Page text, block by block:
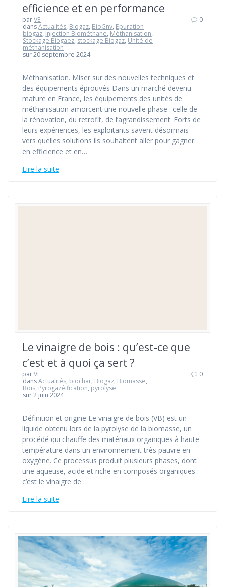
efficience et en performance
parVE
dansActualités, Biogaz, BioGnv, Epuration
biogaz, Injection Biométhane, Méthanisation,
Stockage Biogaez, stockage Biogaz, Unité de
méthanisation
sur 20 septembre 2024
0
Méthanisation. Miser sur des nouvelles techniques et
des équipements éprouvés Dans un marché devenu
mature en France, les équipements des unités de
méthanisation amorcent une nouvelle phase : celle de
la rénovation, du retrofit, de l’agrandissement. Forts de
leurs expériences, les exploitants savent désormais
vers quelles solutions ils souhaitent aller pour gagner
en efficience et en…
Lire la suite
Le vinaigre de bois : qu’est-ce que
c’est et à quoi ça sert ?
parVE
dansActualités, biochar, Biogaz, Biomasse,
Bois, Pyrogazéification, pyrolyse
sur 2 juin 2024
0
Définition et origine Le vinaigre de bois (VB) est un
liquide obtenu lors de la pyrolyse de la biomasse, un
procédé qui chauffe des matériaux organiques à haute
température dans un environnement très pauvre en
oxygène. Ce processus produit plusieurs phases, dont
une aqueuse, acide et riche en composés organiques :
c’est le vinaigre de…
Lire la suite